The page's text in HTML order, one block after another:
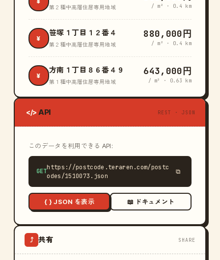
第２種中高層住居専用地域 / m² · 0.4 km
¥
笹塚１丁目１２番４
第２種中高層住居専用地域
880,000円
/ m² · 0.4 km
¥
方南１丁目８６番４９
第１種中高層住居専用地域
643,000円
/ m² · 0.63 km
</> API REST · JSON
このデータを利用できる API:
GET
https://postcode.teraren.com/postc
odes/1510073.json
⧉
{ } JSON を表示 📖 ドキュメント
⤴ 共有 SHARE